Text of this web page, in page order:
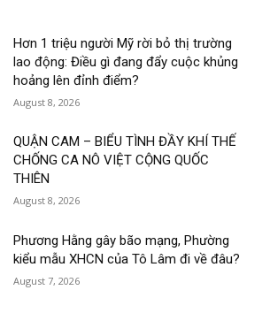
Hơn 1 triệu người Mỹ rời bỏ thị trường
lao động: Điều gì đang đẩy cuộc khủng
hoảng lên đỉnh điểm?
August 8, 2026
QUẬN CAM – BIỂU TÌNH ĐẦY KHÍ THẾ
CHỐNG CA NÔ VIỆT CỘNG QUỐC
THIÊN
August 8, 2026
Phương Hằng gây bão mạng, Phường
kiểu mẫu XHCN của Tô Lâm đi về đâu?
August 7, 2026